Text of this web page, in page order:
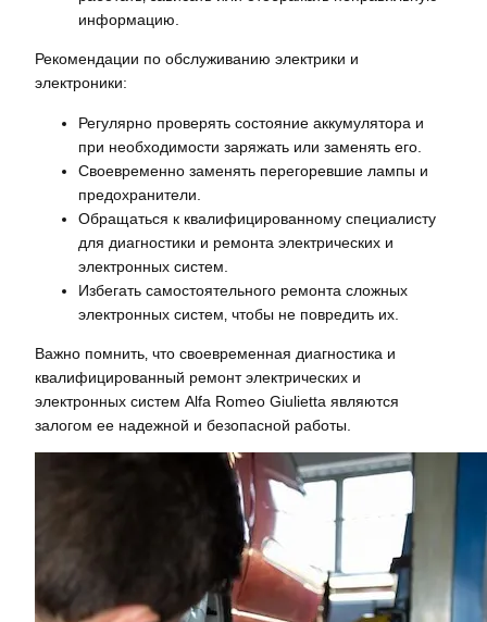
информацию.
Рекомендации по обслуживанию электрики и
электроники:
Регулярно проверять состояние аккумулятора и
при необходимости заряжать или заменять его.
Своевременно заменять перегоревшие лампы и
предохранители.
Обращаться к квалифицированному специалисту
для диагностики и ремонта электрических и
электронных систем.
Избегать самостоятельного ремонта сложных
электронных систем‚ чтобы не повредить их.
Важно помнить‚ что своевременная диагностика и
квалифицированный ремонт электрических и
электронных систем Alfa Romeo Giulietta являются
залогом ее надежной и безопасной работы.